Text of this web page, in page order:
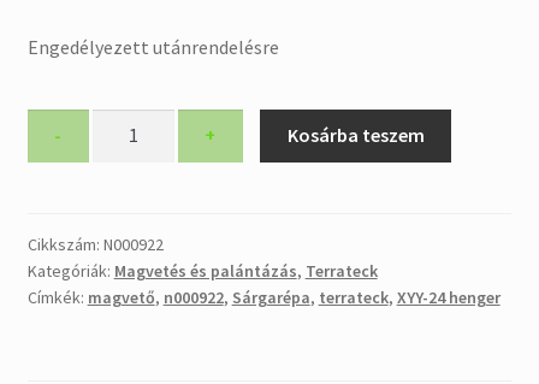
Engedélyezett utánrendelésre
-
-
Sárgarépa
mennyiség
+ Kosárba teszem
Cikkszám: N000922
Kategóriák: Magvetés és palántázás, Terrateck
Címkék: magvető, n000922, Sárgarépa, terrateck, XYY-24 henger